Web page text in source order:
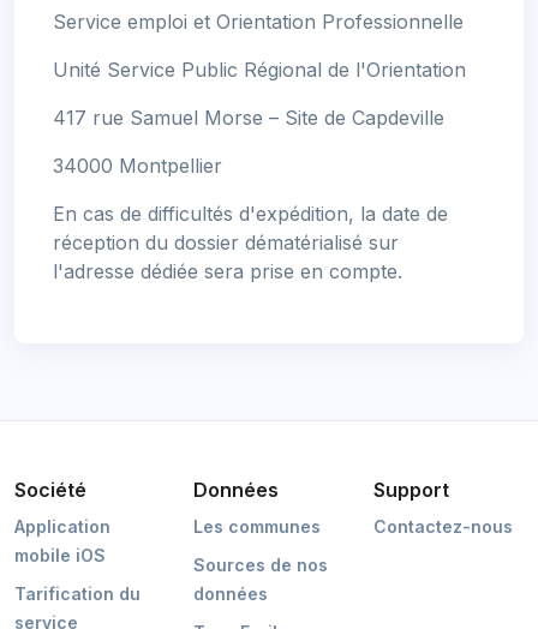
Service emploi et Orientation Professionnelle
Unité Service Public Régional de l'Orientation
417 rue Samuel Morse – Site de Capdeville
34000 Montpellier
En cas de difficultés d'expédition, la date de
réception du dossier dématérialisé sur
l'adresse dédiée sera prise en compte.
Société
Application
mobile iOS
Tarification du
service
Données
Les communes
Sources de nos
données
Support
Contactez-nous